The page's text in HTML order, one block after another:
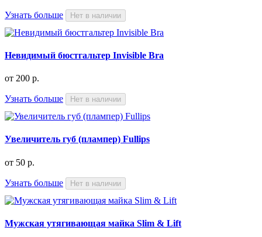
Узнать больше Нет в наличии
Невидимый бюстгальтер Invisible Bra
от 200 р.
Узнать больше Нет в наличии
Увеличитель губ (плампер) Fullips
от 50 р.
Узнать больше Нет в наличии
Мужская утягивающая майка Slim & Lift